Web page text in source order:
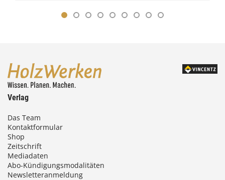
Verlag
Das Team
Kontaktformular
Shop
Zeitschrift
Mediadaten
Abo-Kündigungsmodalitäten
Newsletteranmeldung